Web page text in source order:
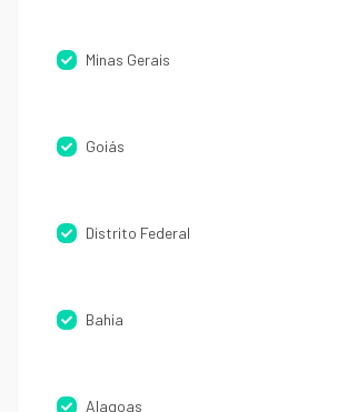
Minas Gerais
Goiás
Distrito Federal
Bahia
Alagoas